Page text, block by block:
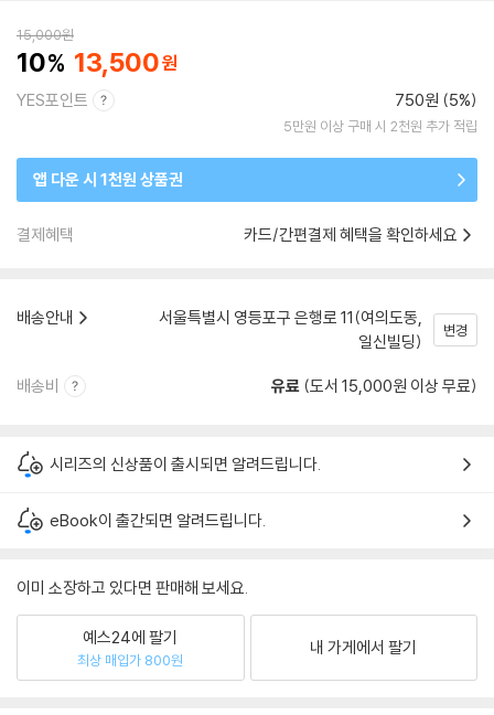
15,000원
10 13,500
YES포인트 750원 (5%)
5만원 이상 구매 시 2천원 추가 적립
앱 다운 시 1천원 상품권
결제혜택 카드/간편결제 혜택을 확인하세요
배송안내
서울특별시 영등포구 은행로 11(여의도동,
일신빌딩)
변경
배송비 유료 (도서 15,000원 이상 무료)
시리즈의 신상품이 출시되면 알려드립니다.
eBook이 출간되면 알려드립니다.
이미 소장하고 있다면 판매해 보세요.
예스24에 팔기
최상 매입가 800원
내 가게에서 팔기